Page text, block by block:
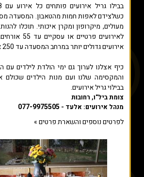
כשלצידם לאפות חמות מהטאבון. המסעדה
לאירועים
אירועים גדולים יותר במרחב המסעדה עד 250 אורחים.
כיף אצלנו לערוך גם ימי הולדת לילדים עם
והמקסימה שלנו ועם מנות הילדים שכולם
בבילוי גריל אירועים.
צומת ביל"ו, רחובות
מנהל אירועים: אלעד - 077-9975505
לפרטים נוספים והשארת פרטים »